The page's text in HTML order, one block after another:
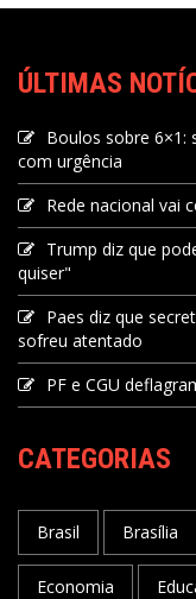
ÚLTIMAS
Boulos sobre 6×1:
com urgência
Rede nacional vai
Trump diz que
quiser"
Paes diz que
sofreu atentado
PF e CGU
CATEGORIAS
Brasil Brasília
Economia